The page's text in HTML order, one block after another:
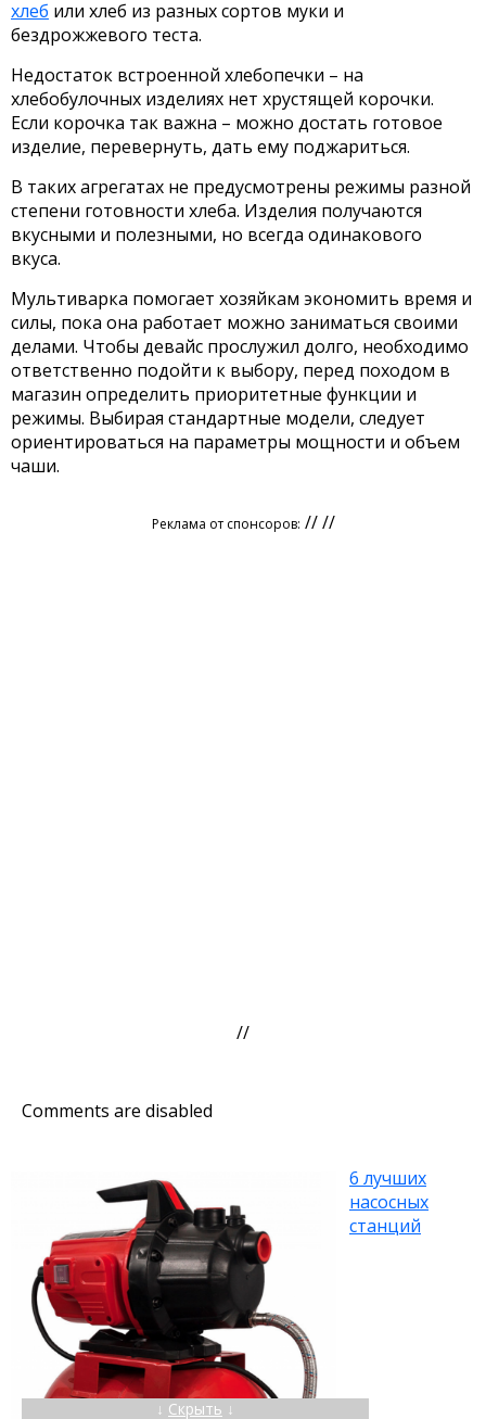
хлеб или хлеб из разных сортов муки и
бездрожжевого теста.
Недостаток встроенной хлебопечки – на
хлебобулочных изделиях нет хрустящей корочки.
Если корочка так важна – можно достать готовое
изделие, перевернуть, дать ему поджариться.
В таких агрегатах не предусмотрены режимы разной
степени готовности хлеба. Изделия получаются
вкусными и полезными, но всегда одинакового
вкуса.
Мультиварка помогает хозяйкам экономить время и
силы, пока она работает можно заниматься своими
делами. Чтобы девайс прослужил долго, необходимо
ответственно подойти к выбору, перед походом в
магазин определить приоритетные функции и
режимы. Выбирая стандартные модели, следует
ориентироваться на параметры мощности и объем
чаши.
Реклама от спонсоров: // //
//
Comments are disabled
↓ Скрыть ↓
6 лучших
насосных
станций